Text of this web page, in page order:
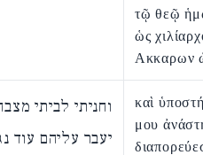
τῷ θεῷ
ὡς
Ακκαρων
וחניתי לביתי
יעבר עליהם עוד
καὶ
μου